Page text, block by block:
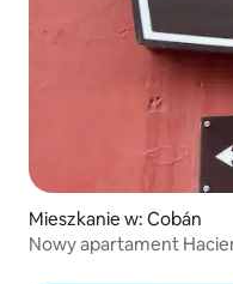
Mieszkanie w: Cobán
Nowy apartament